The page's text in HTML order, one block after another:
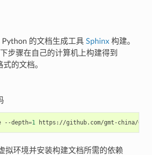
的文档生成工具 Sphinx构建。
步骤在自己的计算机上构建得到
的文档。
--depth=1
拟环境并安装构建文档所需的依赖